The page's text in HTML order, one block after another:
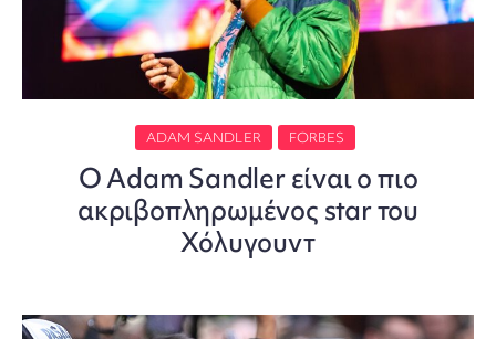
ADAM SANDLER FORBES
Ο Adam Sandler είναι ο πιο
ακριβοπληρωμένος star του
Χόλυγουντ